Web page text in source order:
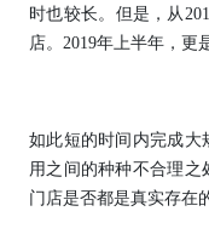
时也较长。但是，从
店。2019年上半年，更
如此短的时间内完成大
用之间的种种不合理之
门店是否都是真实存在